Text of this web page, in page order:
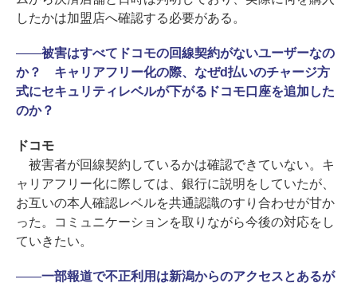
したかは加盟店へ確認する必要がある。
――被害はすべてドコモの回線契約がないユーザーなの
か？ キャリアフリー化の際、なぜd払いのチャージ方
式にセキュリティレベルが下がるドコモ口座を追加した
のか？
ドコモ
被害者が回線契約しているかは確認できていない。キ
ャリアフリー化に際しては、銀行に説明をしていたが、
お互いの本人確認レベルを共通認識のすり合わせが甘か
った。コミュニケーションを取りながら今後の対応をし
ていきたい。
――一部報道で不正利用は新潟からのアクセスとあるが